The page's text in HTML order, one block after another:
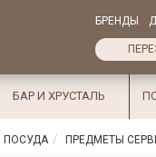
БРЕНДЫ
БАР И ХРУСТАЛЬ
ПОСУДА ПРЕДМЕТЫ